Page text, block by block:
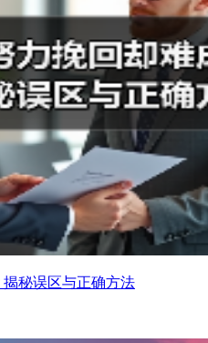
秘误区与正确方法